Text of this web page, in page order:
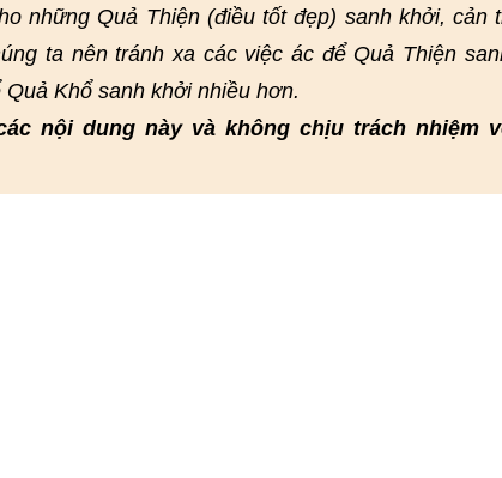
những Quả Thiện (điều tốt đẹp) sanh khởi, cản
ta nên tránh xa các việc ác để Quả Thiện
Khổ sanh khởi nhiều hơn.
nội dung này và không chịu trách nhiệm